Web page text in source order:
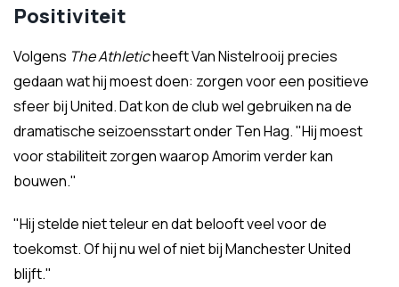
Positiviteit
Volgens The Athleticheeft Van Nistelrooij precies
gedaan wat hij moest doen: zorgen voor een positieve
sfeer bij United. Dat kon de club wel gebruiken na de
dramatische seizoensstart onder Ten Hag. "Hij moest
voor stabiliteit zorgen waarop Amorim verder kan
bouwen."
"Hij stelde niet teleur en dat belooft veel voor de
toekomst. Of hij nu wel of niet bij Manchester United
blijft."